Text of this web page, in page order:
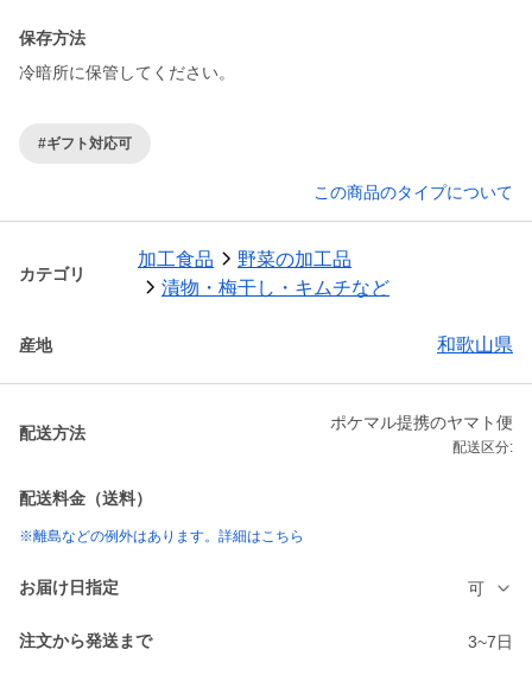
保存方法
冷暗所に保管してください。
#ギフト対応可
この商品のタイプについて
カテゴリ
加工食品
野菜の加工品
漬物・梅干し・キムチなど
産地 和歌山県
配送方法
ポケマル提携のヤマト便
配送区分:
配送料金（送料）
※離島などの例外はあります。詳細はこちら
お届け日指定 可
注文から発送まで 3~7日